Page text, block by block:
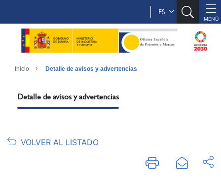
ES
Inicio Detalle de avisos y advertencias
Detalle de avisos y advertencias
VOLVER AL LISTADO